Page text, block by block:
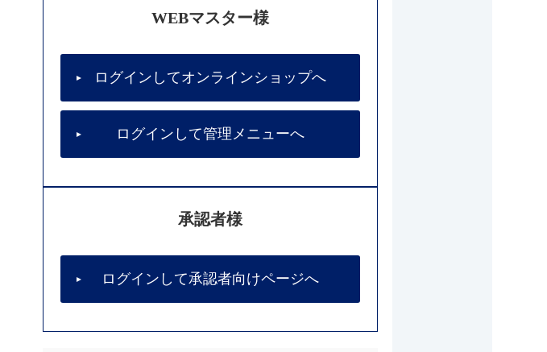
WEBマスター様
ログインしてオンラインショップへ
ログインして管理メニューへ
承認者様
ログインして承認者向けページへ